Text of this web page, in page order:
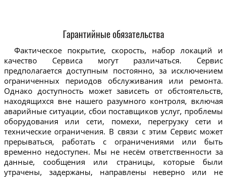
Гарантийные обязательства
Фактическое покрытие, скорость, набор локаций и
качество Сервиса могут различаться. Сервис
предполагается доступным постоянно, за исключением
ограниченных периодов обслуживания или ремонта.
Однако доступность может зависеть от обстоятельств,
находящихся вне нашего разумного контроля, включая
аварийные ситуации, сбои поставщиков услуг, проблемы
оборудования или сети, помехи, перегрузку сети и
технические ограничения. В связи с этим Сервис может
прерываться, работать с ограничениями или быть
временно недоступен. Мы не несём ответственности за
данные, сообщения или страницы, которые были
утрачены, задержаны, направлены неверно или не